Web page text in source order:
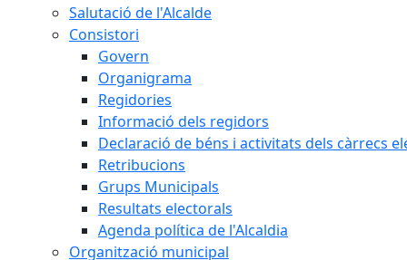
Salutació de l'Alcalde
Consistori
Govern
Organigrama
Regidories
Informació dels regidors
Declaració de béns i activitats dels càrrecs
Retribucions
Grups Municipals
Resultats electorals
Agenda política de l'Alcaldia
Organització municipal